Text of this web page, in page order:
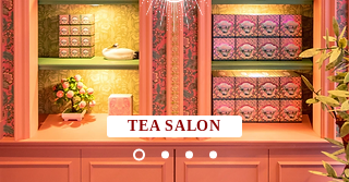
TEA SALON